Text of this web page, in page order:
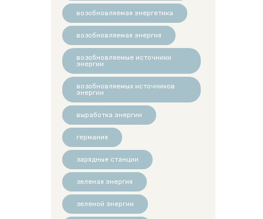
возобновляемая энергетика
возобновляемая энергия
возобновляемые источники
энергии
возобновляемых источников
энергии
выработка энергии
германия
зарядные станции
зеленая энергия
зеленой энергии